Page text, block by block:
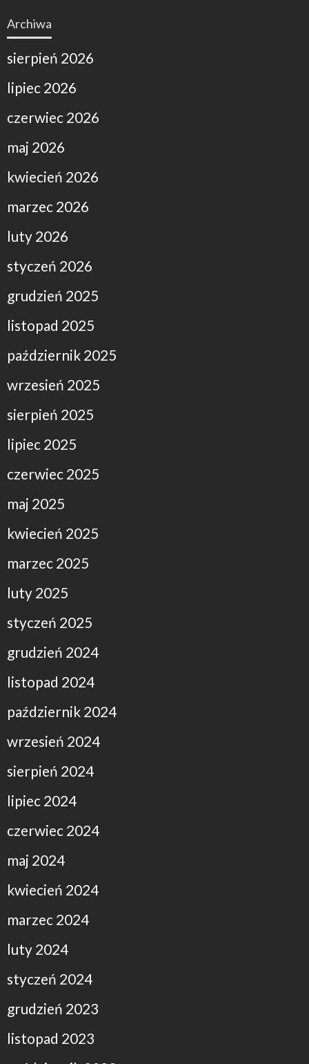
Archiwa
sierpień 2026
lipiec 2026
czerwiec 2026
maj 2026
kwiecień 2026
marzec 2026
luty 2026
styczeń 2026
grudzień 2025
listopad 2025
październik 2025
wrzesień 2025
sierpień 2025
lipiec 2025
czerwiec 2025
maj 2025
kwiecień 2025
marzec 2025
luty 2025
styczeń 2025
grudzień 2024
listopad 2024
październik 2024
wrzesień 2024
sierpień 2024
lipiec 2024
czerwiec 2024
maj 2024
kwiecień 2024
marzec 2024
luty 2024
styczeń 2024
grudzień 2023
listopad 2023